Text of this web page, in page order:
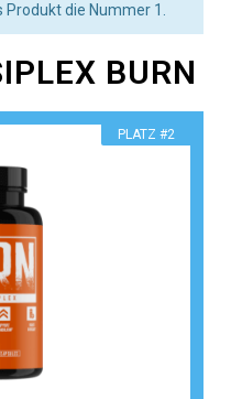
die Nummer 1.
BURN
​PLATZ #2